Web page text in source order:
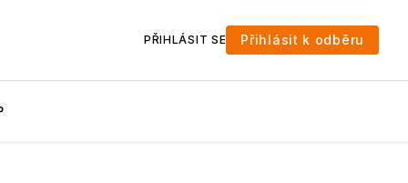
PŘIHLÁSIT SE Přihlásit k odběru